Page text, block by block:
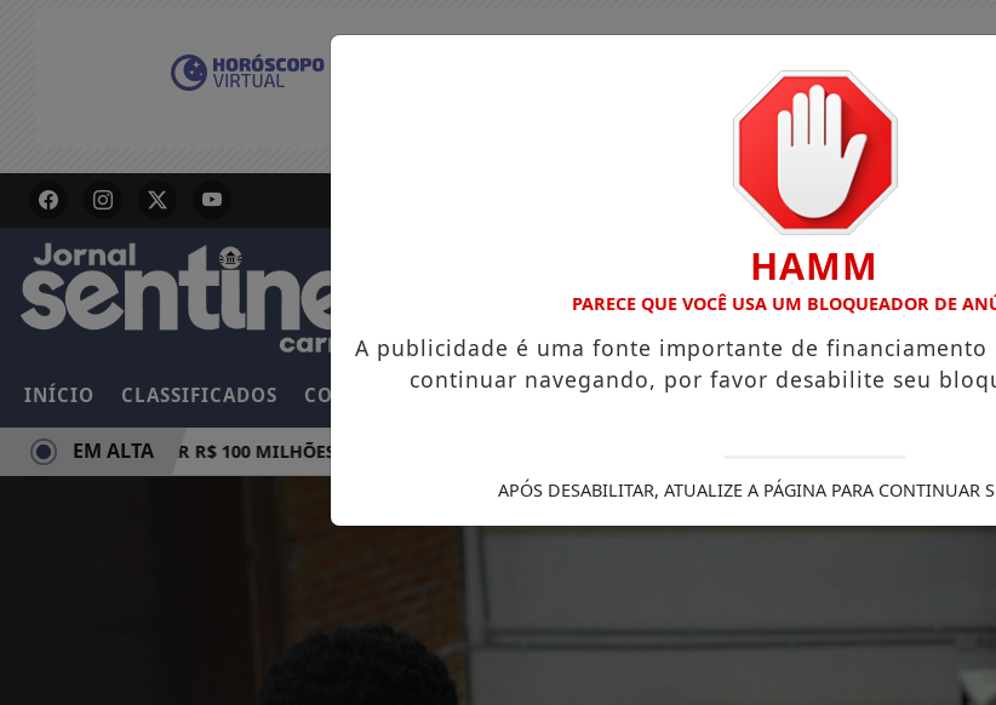
INÍCIO CLASSIFICADOS COLUNAS EMPREGOS GUIA COMERCIAL EDIÇÕES NOTÍCIAS
E PODE PAGAR R$ 100 MILHÕES NESTE DOMINGO
EM ALTA
HAMM
PARECE QUE VOCÊ USA UM BLOQUEADOR DE
A publicidade é uma fonte importante de financiamento
continuar navegando, por favor desabilite seu
APÓS DESABILITAR, ATUALIZE A PÁGINA PARA CONTINUAR